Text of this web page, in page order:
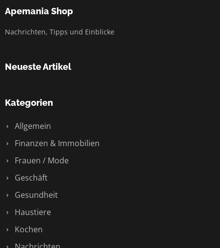
Apemania Shop
Nachrichten, Tipps und Einblicke
Neueste Artikel
Kategorien
Allgemein
Finanzen & Immobilien
Frauen / Mode
Geschäft
Gesundheit
Haustiere
Kochen